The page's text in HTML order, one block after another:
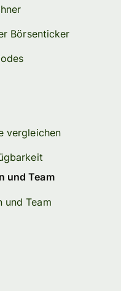
Börsenticker
vergleichen
und Team
und Team